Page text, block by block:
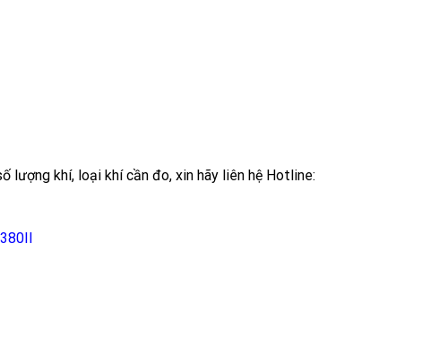
khí, loại khí cần đo, xin hãy liên hệ Hotline: